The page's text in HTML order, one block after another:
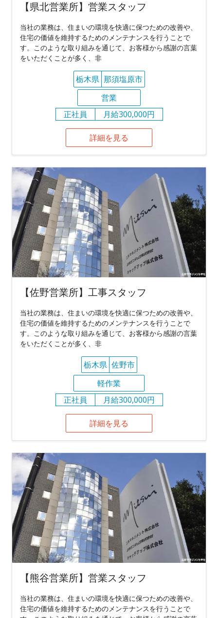
【県北営業所】営業スタッフ
当社の業務は、住まいの環境を快適に保つための改善や、
住宅の価値を維持するためのメンテナンスを行うことで
す。このような取り組みを通じて、お客様から感謝の言葉
をいただくことが多く、非
栃木県 那須塩原市
営業
正社員
月給300,000円
詳細を見る
【佐野営業所】工事スタッフ
当社の業務は、住まいの環境を快適に保つための改善や、
住宅の価値を維持するためのメンテナンスを行うことで
す。このような取り組みを通じて、お客様から感謝の言葉
をいただくことが多く、非
栃木県 佐野市
軽作業
正社員
月給300,000円
詳細を見る
【熊谷営業所】営業スタッフ
当社の業務は、住まいの環境を快適に保つための改善や、
住宅の価値を維持するためのメンテナンスを行うことで